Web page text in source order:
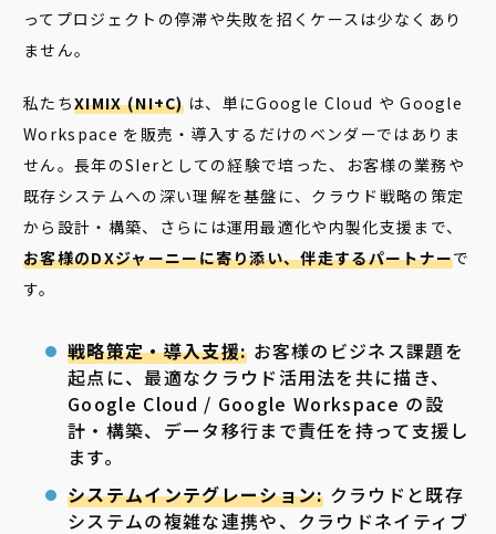
ってプロジェクトの停滞や失敗を招くケースは少なくあり
ません。
私たちXIMIX (NI+C)は、単にGoogle Cloud や Google
Workspace を販売・導入するだけのベンダーではありま
せん。長年のSIerとしての経験で培った、お客様の業務や
既存システムへの深い理解を基盤に、クラウド戦略の策定
から設計・構築、さらには運用最適化や内製化支援まで、
お客様のDXジャーニーに寄り添い、伴走するパートナーで
す。
戦略策定・導入支援: お客様のビジネス課題を
起点に、最適なクラウド活用法を共に描き、
Google Cloud / Google Workspace の設
計・構築、データ移行まで責任を持って支援し
ます。
システムインテグレーション: クラウドと既存
システムの複雑な連携や、クラウドネイティブ